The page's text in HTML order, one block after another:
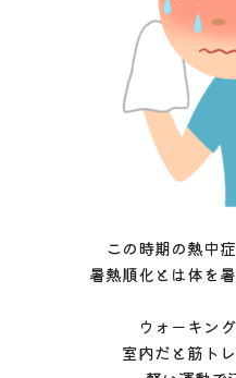
この時期の熱中
暑熱順化とは体を
ウォーキン
室内だと筋ト